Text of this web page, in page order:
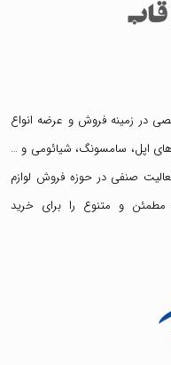
در زمینه فروش و عرضه انواع
اپل، سامسونگ، شیائومی و …
صنفی در حوزه فروش لوازم
مطمئن و متنوع را برای خرید